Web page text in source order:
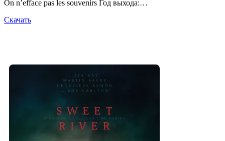
On n’efface pas les souvenirs Год выхода:…
Скачать